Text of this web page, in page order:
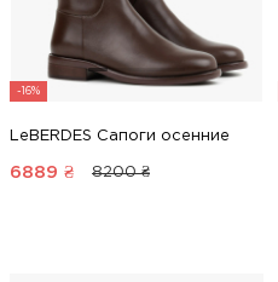
-16%
LeBERDES Сапоги осенние
6889 ₴ 8200 ₴